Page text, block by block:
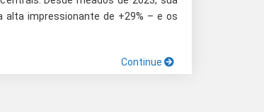
alta impressionante de +29% – e os
Continue